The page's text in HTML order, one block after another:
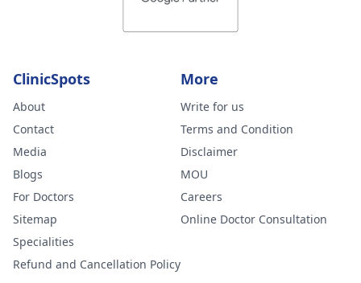
ClinicSpots
About
Contact
Media
Blogs
For Doctors
Sitemap
Specialities
Refund and Cancellation Policy
More
Write for us
Terms and Condition
Disclaimer
MOU
Careers
Online Doctor Consultation